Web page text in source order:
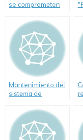
se comprometen
Mantenimiento del
sistema de
vehículos